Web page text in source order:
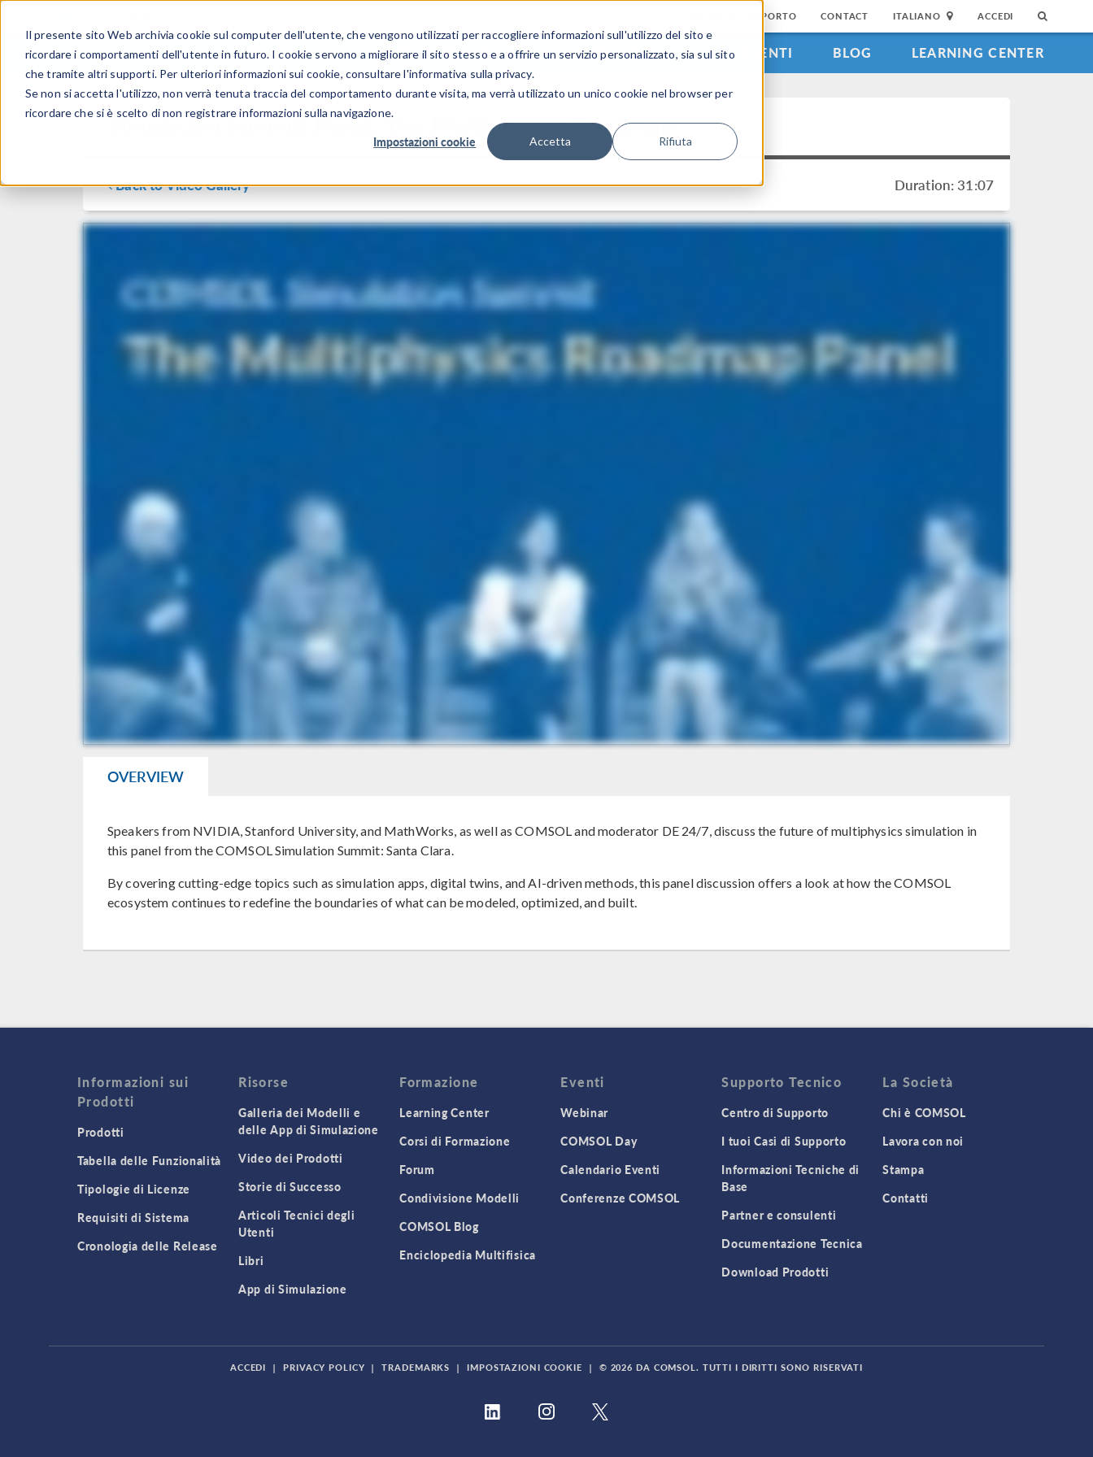
Il presente sito Web archivia cookie sul computer dell'utente, che vengono utilizzati per raccogliere informazioni sull'utilizzo del sito e
ricordare i comportamenti dell'utente in futuro. I cookie servono a migliorare il sito stesso e a offrire un servizio personalizzato, sia sul sito
che tramite altri supporti. Per ulteriori informazioni sui cookie, consultare l'informativa sulla privacy.
Se non si accetta l'utilizzo, non verrà tenuta traccia del comportamento durante visita, ma verrà utilizzato un unico cookie nel browser per
ricordare che si è scelto di non registrare informazioni sulla navigazione.
Impostazioni cookie Accetta Rifiuta
CENTRO DI SUPPORTO CONTACT ITALIANO ACCEDI
PRODOTTI SETTORI INDUSTRIALI GALLERIA DEI VIDEO EVENTI BLOG LEARNING CENTER
Simulation Summit Panel: The Multiphysics Roadmap
Back to Video Gallery Duration: 31:07
OVERVIEW
Speakers from NVIDIA, Stanford University, and MathWorks, as well as COMSOL and moderator DE 24/7, discuss the future of multiphysics simulation in
this panel from the COMSOL Simulation Summit: Santa Clara.
By covering cutting-edge topics such as simulation apps, digital twins, and AI-driven methods, this panel discussion offers a look at how the COMSOL
ecosystem continues to redefine the boundaries of what can be modeled, optimized, and built.
Informazioni sui
Prodotti
Prodotti
Tabella delle Funzionalità
Tipologie di Licenze
Requisiti di Sistema
Cronologia delle Release
Risorse
Galleria dei Modelli e
delle App di Simulazione
Video dei Prodotti
Storie di Successo
Articoli Tecnici degli
Utenti
Libri
App di Simulazione
Formazione
Learning Center
Corsi di Formazione
Forum
Condivisione Modelli
COMSOL Blog
Enciclopedia Multifisica
Eventi
Webinar
COMSOL Day
Calendario Eventi
Conferenze COMSOL
Supporto Tecnico
Centro di Supporto
I tuoi Casi di Supporto
Informazioni Tecniche di
Base
Partner e consulenti
Documentazione Tecnica
Download Prodotti
La Società
Chi è COMSOL
Lavora con noi
Stampa
Contatti
ACCEDI | PRIVACY POLICY | TRADEMARKS | IMPOSTAZIONI COOKIE | © 2026 DA COMSOL. TUTTI I DIRITTI SONO RISERVATI